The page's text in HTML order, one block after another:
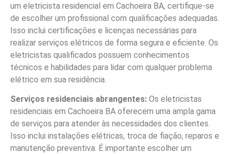
um eletricista residencial em Cachoeira BA, certifique-se
de escolher um profissional com qualificações adequadas.
Isso inclui certificações e licenças necessárias para
realizar serviços elétricos de forma segura e eficiente. Os
eletricistas qualificados possuem conhecimentos
técnicos e habilidades para lidar com qualquer problema
elétrico em sua residência.
Serviços residenciais abrangentes: Os eletricistas
residenciais em Cachoeira BA oferecem uma ampla gama
de serviços para atender às necessidades dos clientes.
Isso inclui instalações elétricas, troca de fiação, reparos e
manutenção preventiva. É importante escolher um